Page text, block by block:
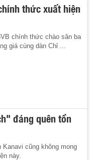
thức xuất hiện
chính thức chào sân ba
giá cùng dàn Chỉ ...
đáng quên tồn
Kanavi cũng không mong
này.